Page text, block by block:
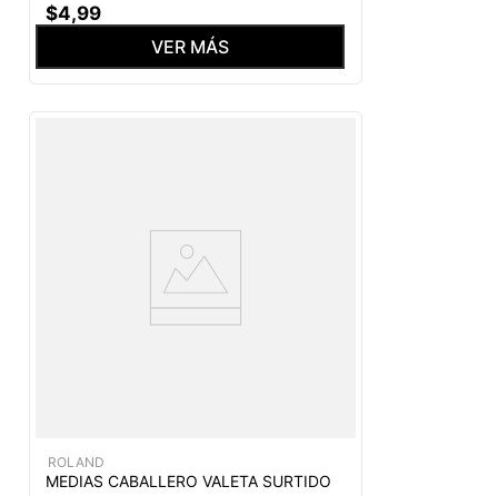
$4,99
VER MÁS
ROLAND
MEDIAS CABALLERO VALETA SURTIDO